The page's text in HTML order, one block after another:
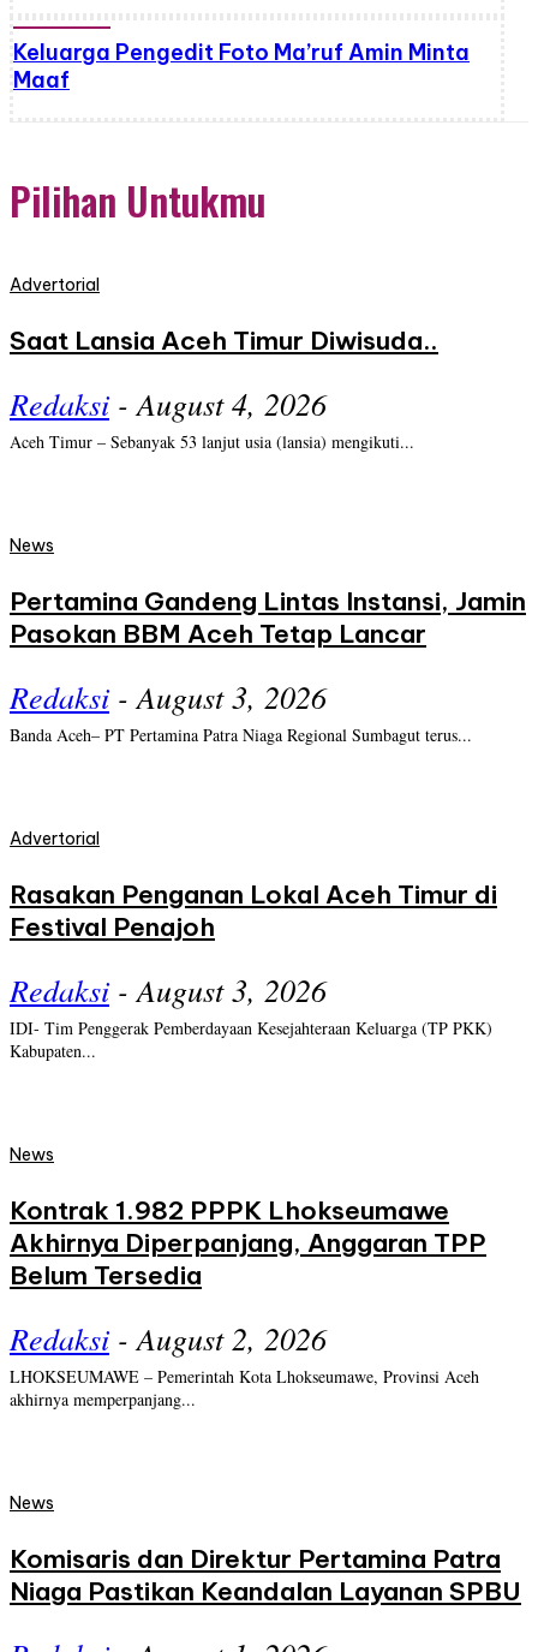
Keluarga Pengedit Foto Ma’ruf Amin Minta
Maaf
Pilihan Untukmu
Advertorial
Saat Lansia Aceh Timur Diwisuda..
Redaksi - August 4, 2026
Aceh Timur – Sebanyak 53 lanjut usia (lansia) mengikuti...
News
Pertamina Gandeng Lintas Instansi, Jamin
Pasokan BBM Aceh Tetap Lancar
Redaksi - August 3, 2026
Banda Aceh– PT Pertamina Patra Niaga Regional Sumbagut terus...
Advertorial
Rasakan Penganan Lokal Aceh Timur di
Festival Penajoh
Redaksi - August 3, 2026
IDI- Tim Penggerak Pemberdayaan Kesejahteraan Keluarga (TP PKK)
Kabupaten...
News
Kontrak 1.982 PPPK Lhokseumawe
Akhirnya Diperpanjang, Anggaran TPP
Belum Tersedia
Redaksi - August 2, 2026
LHOKSEUMAWE – Pemerintah Kota Lhokseumawe, Provinsi Aceh
akhirnya memperpanjang...
News
Komisaris dan Direktur Pertamina Patra
Niaga Pastikan Keandalan Layanan SPBU